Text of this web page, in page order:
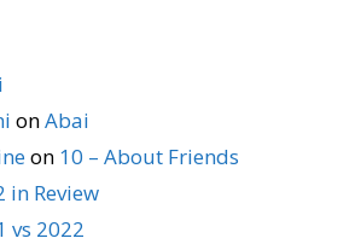
onAbai
on 10 – About Friends
in Review
vs 2022